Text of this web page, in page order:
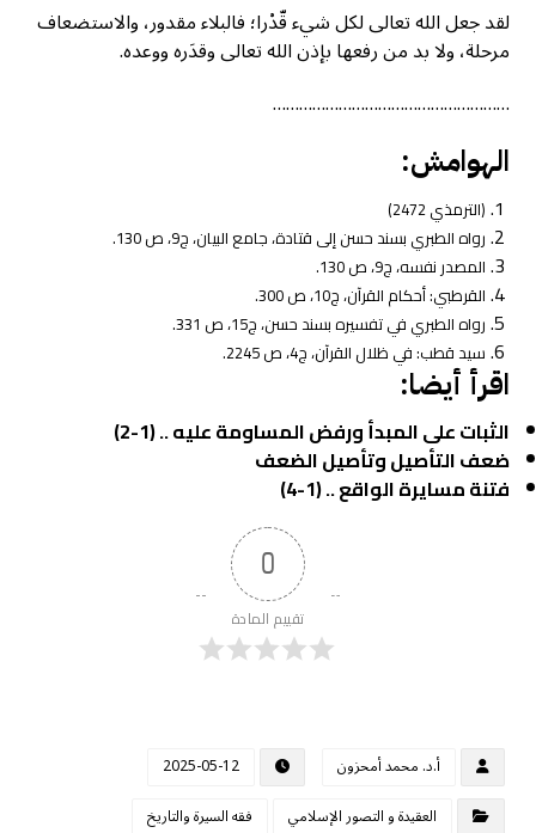
لقد جعل الله تعالى لكل شيء قّدْرا؛ فالبلاء مقدور، والاستضعاف
مرحلة، ولا بد من رفعها بإذن الله تعالى وقدَره ووعده.
………………………………………………
الهوامش:
(الترمذي 2472)
رواه الطبري بسند حسن إلى قتادة، جامع البيان، ج9، ص 130.
المصدر نفسه، ج9، ص 130.
القرطبي: أحكام القرآن، ج10، ص 300.
رواه الطبري في تفسيره بسند حسن، ج15، ص 331.
سيد قطب: في ظلال القرآن، ج4، ص 2245.
اقرأ أيضا:
الثبات على المبدأ ورفض المساومة عليه .. (1-2)
ضعف التأصيل وتأصيل الضعف
فتنة مسايرة الواقع .. (1-4)
0
تقييم المادة
أ.د. محمد أمحزون
2025-05-12
العقيدة و التصور الإسلامي
فقه السيرة والتاريخ